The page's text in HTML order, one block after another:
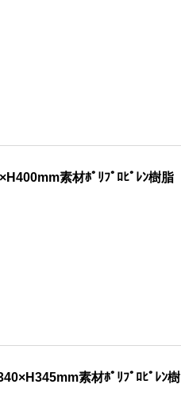
素材ﾎﾟﾘﾌﾟﾛﾋﾟﾚﾝ樹脂
素材ﾎﾟﾘﾌﾟﾛﾋﾟﾚﾝ樹